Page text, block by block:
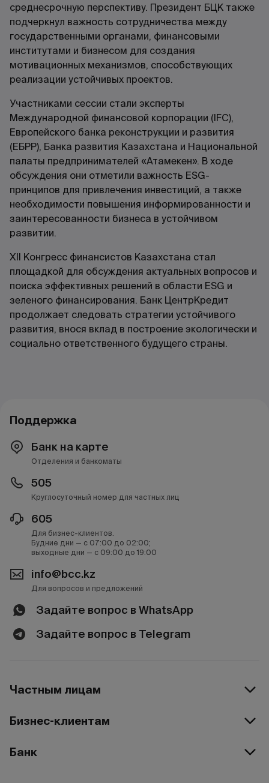
среднесрочную перспективу. Президент БЦК также
подчеркнул важность сотрудничества между
государственными органами, финансовыми
институтами и бизнесом для создания
мотивационных механизмов, способствующих
реализации устойчивых проектов.
Участниками сессии стали эксперты
Международной финансовой корпорации (IFC),
Европейского банка реконструкции и развития
(ЕБРР), Банка развития Казахстана и Национальной
палаты предпринимателей «Атамекен». В ходе
обсуждения они отметили важность ESG-
принципов для привлечения инвестиций, а также
необходимости повышения информированности и
заинтересованности бизнеса в устойчивом
развитии.
XII Конгресс финансистов Казахстана стал
площадкой для обсуждения актуальных вопросов и
поиска эффективных решений в области ESG и
зеленого финансирования. Банк ЦентрКредит
продолжает следовать стратегии устойчивого
развития, внося вклад в построение экологически и
социально ответственного будущего страны.
Поддержка
Банк на карте
Отделения и банкоматы
505
Круглосуточный номер для частных лиц
605
Для бизнес-клиентов.
Будние дни — с 07:00 до 02:00;
выходные дни — с 09:00 до 19:00
info@bcc.kz
Для вопросов и предложений
Задайте вопрос в WhatsApp
Задайте вопрос в Telegram
Частным лицам
Бизнес-клиентам
Банк